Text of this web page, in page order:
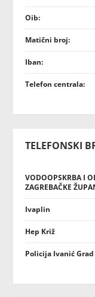
Oib:
Matični broj:
Iban:
Telefon centrala:
TELEFONSKI
VODOOPSKRBA I
ZAGREBAČKE
Ivaplin
Hep Križ
Policija Ivanić Grad